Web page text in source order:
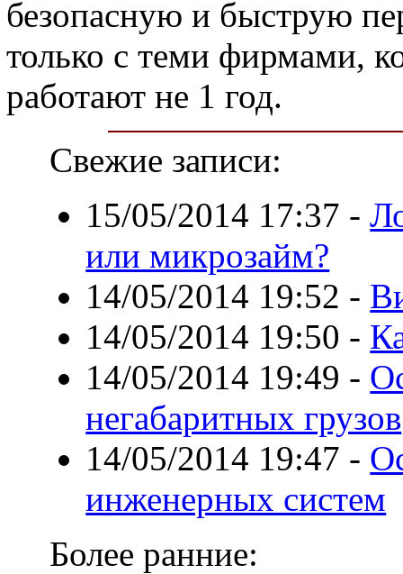
безопасную и быструю
только с теми фирмами,
работают не 1 год.
Свежие записи:
15/05/2014 17:37 -
или микрозайм?
14/05/2014 19:52 -
14/05/2014 19:50 -
14/05/2014 19:49 -
негабаритных грузов
14/05/2014 19:47 -
инженерных систем
Более ранние: